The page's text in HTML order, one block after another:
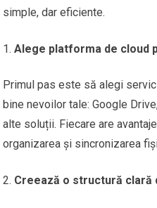
simple, dar eficiente.
Alege platforma de cloud
Primul pas este să alegi
bine nevoilor tale: Google
alte soluții. Fiecare are
organizarea și sincronizarea
Creează o structură clară